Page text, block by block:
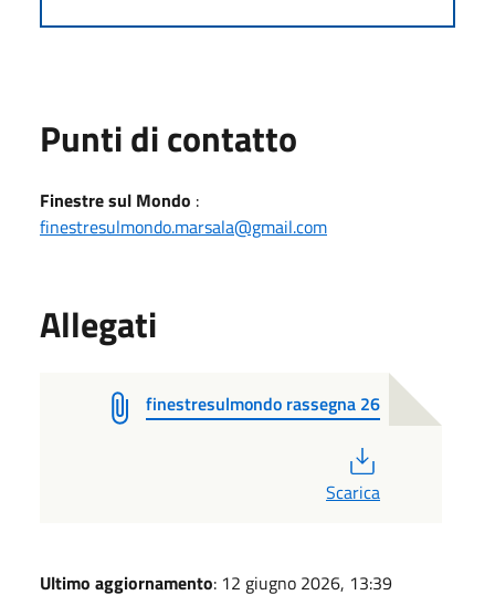
Punti di contatto
Finestre sul Mondo :
finestresulmondo.marsala@gmail.com
Allegati
finestresulmondo rassegna 26
Scarica
Ultimo aggiornamento: 12 giugno 2026, 13:39